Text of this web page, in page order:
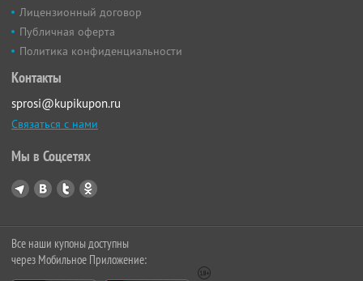
Лицензионный договор
Публичная оферта
Политика конфиденциальности
Контакты
sprosi@kupikupon.ru
Связаться с нами
Мы в Соцсетях
Все наши купоны доступны
через Мобильное Приложение: